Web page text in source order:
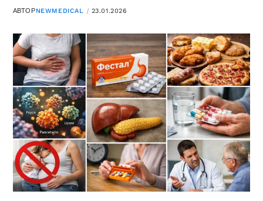
АВТОРNEWMEDICAL 23.01.2026